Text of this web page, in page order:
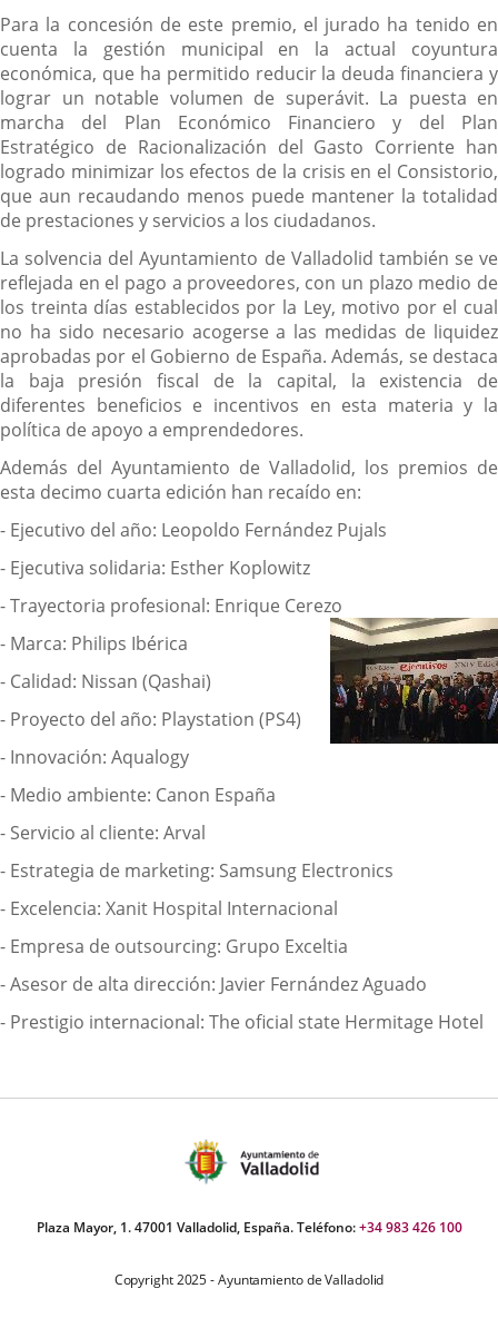
Para la concesión de este premio, el jurado ha tenido en
cuenta la gestión municipal en la actual coyuntura
económica, que ha permitido reducir la deuda financiera y
lograr un notable volumen de superávit. La puesta en
marcha del Plan Económico Financiero y del Plan
Estratégico de Racionalización del Gasto Corriente han
logrado minimizar los efectos de la crisis en el Consistorio,
que aun recaudando menos puede mantener la totalidad
de prestaciones y servicios a los ciudadanos.
La solvencia del Ayuntamiento de Valladolid también se ve
reflejada en el pago a proveedores, con un plazo medio de
los treinta días establecidos por la Ley, motivo por el cual
no ha sido necesario acogerse a las medidas de liquidez
aprobadas por el Gobierno de España. Además, se destaca
la baja presión fiscal de la capital, la existencia de
diferentes beneficios e incentivos en esta materia y la
política de apoyo a emprendedores.
Además del Ayuntamiento de Valladolid, los premios de
esta decimo cuarta edición han recaído en:
- Ejecutivo del año: Leopoldo Fernández Pujals
- Ejecutiva solidaria: Esther Koplowitz
- Trayectoria profesional: Enrique Cerezo
- Marca: Philips Ibérica
- Calidad: Nissan (Qashai)
- Proyecto del año: Playstation (PS4)
- Innovación: Aqualogy
- Medio ambiente: Canon España
- Servicio al cliente: Arval
- Estrategia de marketing: Samsung Electronics
- Excelencia: Xanit Hospital Internacional
- Empresa de outsourcing: Grupo Exceltia
- Asesor de alta dirección: Javier Fernández Aguado
- Prestigio internacional: The oficial state Hermitage Hotel
Plaza Mayor, 1. 47001 Valladolid, España. Teléfono:+34 983 426 100
Copyright 2025 - Ayuntamiento de Valladolid